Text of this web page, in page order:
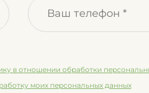
в отношении обработки
моих персональных данных